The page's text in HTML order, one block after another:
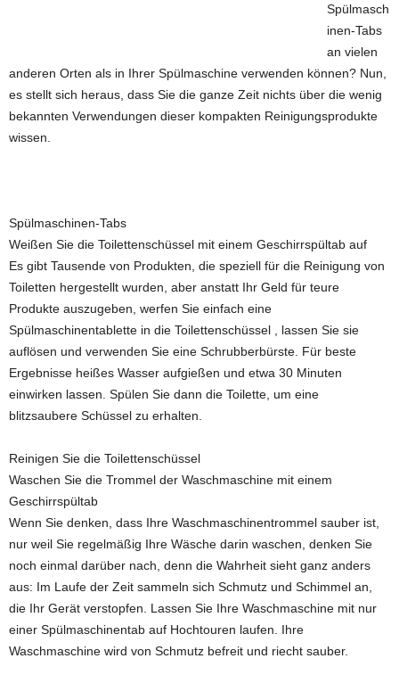
Spülmasch
inen-Tabs
an vielen
anderen Orten als in Ihrer Spülmaschine verwenden können? Nun,
es stellt sich heraus, dass Sie die ganze Zeit nichts über die wenig
bekannten Verwendungen dieser kompakten Reinigungsprodukte
wissen.
Spülmaschinen-Tabs
Weißen Sie die Toilettenschüssel mit einem Geschirrspültab auf
Es gibt Tausende von Produkten, die speziell für die Reinigung von
Toiletten hergestellt wurden, aber anstatt Ihr Geld für teure
Produkte auszugeben, werfen Sie einfach eine
Spülmaschinentablette in die Toilettenschüssel , lassen Sie sie
auflösen und verwenden Sie eine Schrubberbürste. Für beste
Ergebnisse heißes Wasser aufgießen und etwa 30 Minuten
einwirken lassen. Spülen Sie dann die Toilette, um eine
blitzsaubere Schüssel zu erhalten.
Reinigen Sie die Toilettenschüssel
Waschen Sie die Trommel der Waschmaschine mit einem
Geschirrspültab
Wenn Sie denken, dass Ihre Waschmaschinentrommel sauber ist,
nur weil Sie regelmäßig Ihre Wäsche darin waschen, denken Sie
noch einmal darüber nach, denn die Wahrheit sieht ganz anders
aus: Im Laufe der Zeit sammeln sich Schmutz und Schimmel an,
die Ihr Gerät verstopfen. Lassen Sie Ihre Waschmaschine mit nur
einer Spülmaschinentab auf Hochtouren laufen. Ihre
Waschmaschine wird von Schmutz befreit und riecht sauber.